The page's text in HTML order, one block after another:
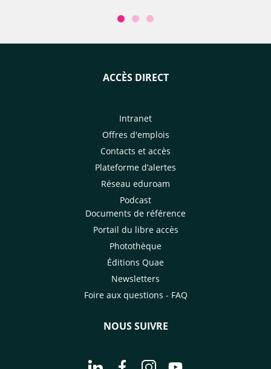
ACCÈS DIRECT
Intranet
Offres d'emplois
Contacts et accès
Plateforme d’alertes
Réseau eduroam
Podcast
Documents de référence
Portail du libre accès
Photothèque
Éditions Quae
Newsletters
Foire aux questions - FAQ
NOUS SUIVRE
Aller à la page Nous suivre sur
Aller à la page Nous suivre sur
Aller à la page Nous
Aller à la page